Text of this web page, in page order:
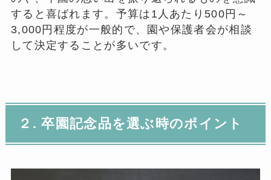
すると喜ばれます。予算は1人あたり500円～
3,000円程度が一般的で、園や保護者会が相談
して決定することが多いです。
２. 卒園記念品を選ぶ時のポイント